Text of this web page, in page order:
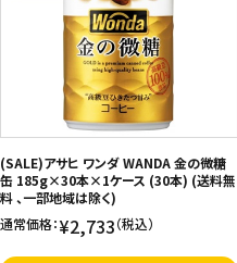
(SALE)アサヒ ワンダ WANDA 金の微糖
缶 185g×30本×1ケース (30本) (送料無
料 、一部地域は除く)
通常価格：¥2,733（税込）